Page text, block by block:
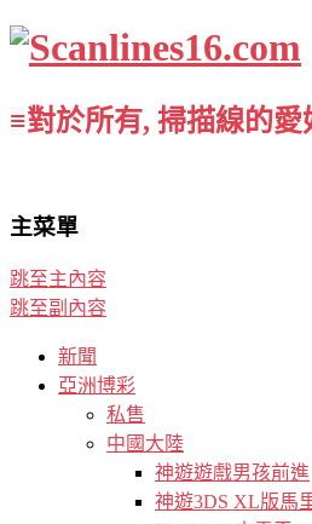
≡對於所有, 掃描線的
主菜單
跳至主內容
跳至副內容
新聞
亞洲博彩
私售
中國大陸
神遊遊戲男孩前進
神遊3DS XL版馬